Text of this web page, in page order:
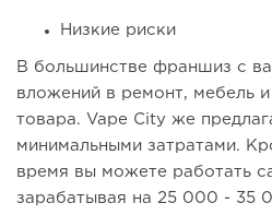
Низкие риски
В большинстве франшиз с
вложений в ремонт, мебель
товара. Vape City же
минимальными затратами.
время вы можете работать
зарабатывая на 25 000 - 35